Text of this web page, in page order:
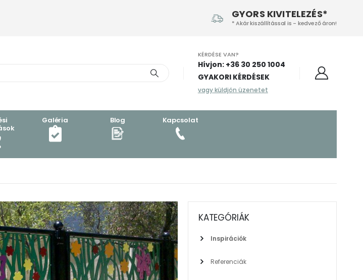
GYORS KIVITELEZÉS*
* Akár kiszállítással is - kedvező áron!
KÉRDÉSE VAN?
Hívjon: +36 30 250 1004‬
GYAKORI KÉRDÉSEK
vagy küldjön üzenetet
Galéria Blog Kapcsolat
KATEGÓRIÁK
Inspirációk
Referenciák